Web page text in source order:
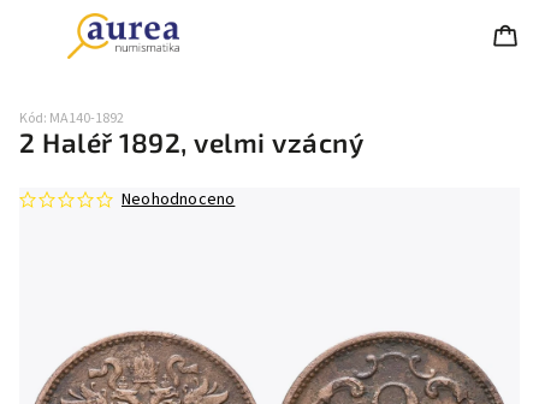
2 Haléř 1892, velmi vzácný
Kód: MA140-1892
Neohodnoceno